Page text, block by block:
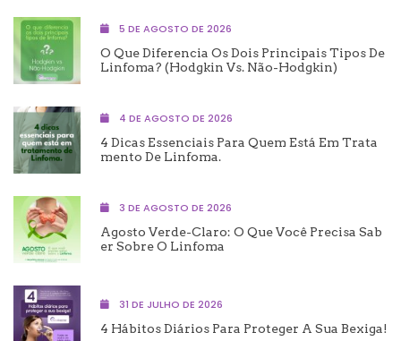
5 DE AGOSTO DE 2026
O Que Diferencia Os Dois Principais Tipos De
Linfoma? (Hodgkin Vs. Não-Hodgkin)
4 DE AGOSTO DE 2026
4 Dicas Essenciais Para Quem Está Em Trata
Mento De Linfoma.
3 DE AGOSTO DE 2026
Agosto Verde-Claro: O Que Você Precisa Sab
Er Sobre O Linfoma
31 DE JULHO DE 2026
4 Hábitos Diários Para Proteger A Sua Bexiga!